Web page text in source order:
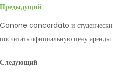
Предыдущий
Canone concordato и
посчитать официальную цену
Следующий